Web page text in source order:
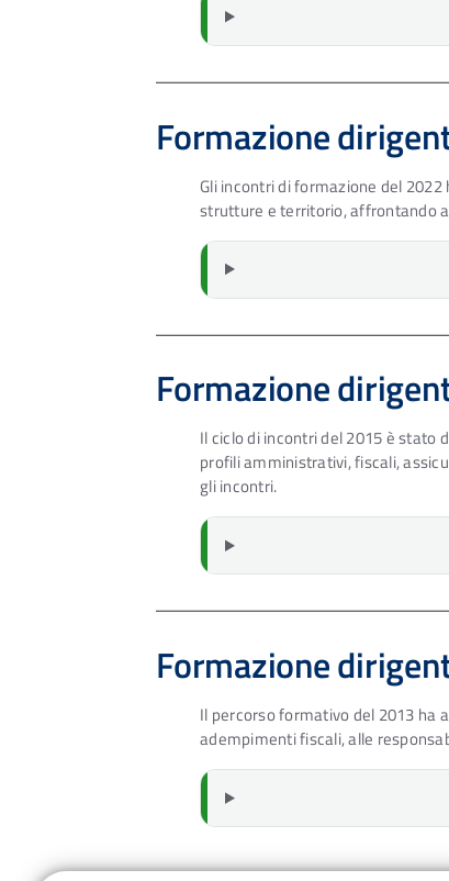
Formazione
Gli incontri di formazione del
strutture e territorio, affrontando
Formazione
Il ciclo di incontri del 2015 è stato
profili amministrativi, fiscali,
gli incontri.
Formazione
Il percorso formativo del 2013 ha
adempimenti fiscali, alle